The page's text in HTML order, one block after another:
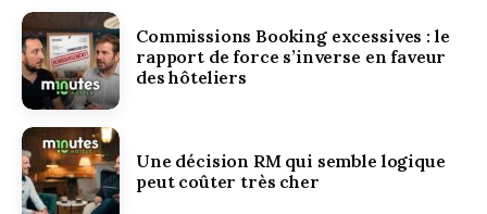
Commissions Booking excessives : le
rapport de force s’inverse en faveur
des hôteliers
Une décision RM qui semble logique
peut coûter très cher